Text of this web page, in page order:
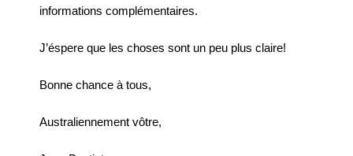
informations complémentaires.
J’éspere que les choses sont un peu plus claire!
Bonne chance à tous,
Australiennement vôtre,